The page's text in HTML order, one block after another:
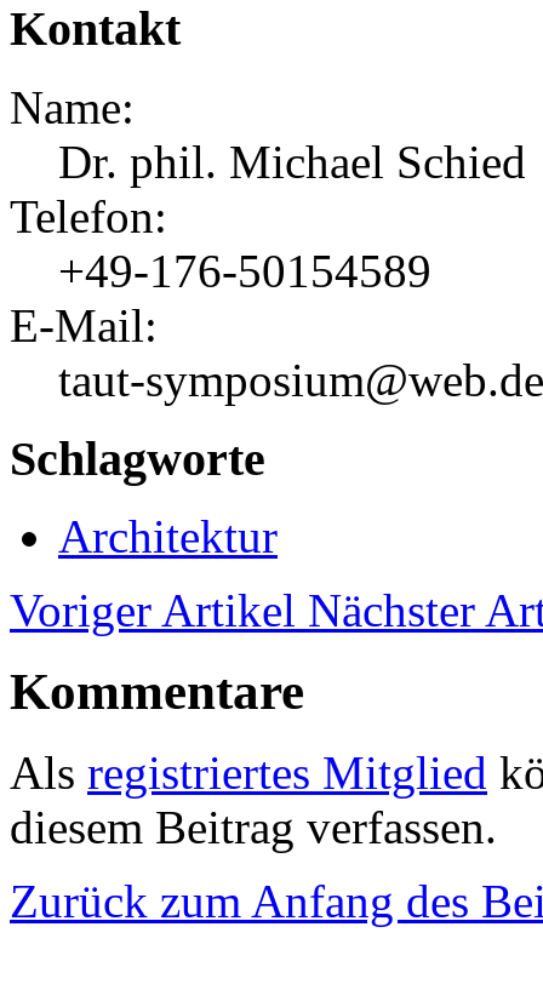
Kontakt
Name:
Dr. phil. Michael Schied
Telefon:
+49-176-50154589
E-Mail:
taut-symposium@web.de
Schlagworte
Architektur
Voriger Artikel Nächster
Kommentare
Als registriertes Mitglied
diesem Beitrag verfassen.
Zurück zum Anfang des